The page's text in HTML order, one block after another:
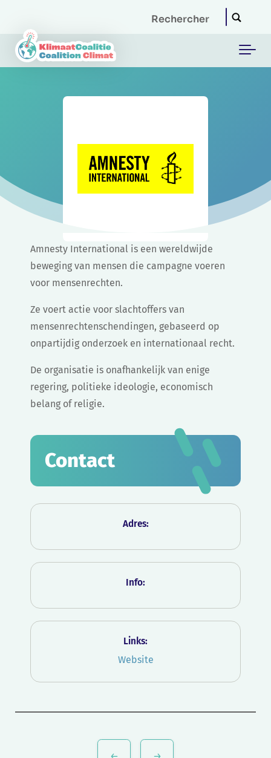
Amnesty International is een wereldwijde
beweging van mensen die campagne voeren
voor mensenrechten.
Ze voert actie voor slachtoffers van
mensenrechtenschendingen, gebaseerd op
onpartijdig onderzoek en internationaal recht.
De organisatie is onafhankelijk van enige
regering, politieke ideologie, economisch
belang of religie.
Contact
Adres:
Info:
Links:
Website